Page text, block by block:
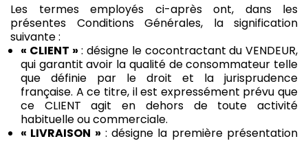
Les termes employés ci-après ont, dans les
présentes Conditions Générales, la signification
suivante :
« CLIENT » : désigne le cocontractant du VENDEUR,
qui garantit avoir la qualité de consommateur telle
que définie par le droit et la jurisprudence
française. A ce titre, il est expressément prévu que
ce CLIENT agit en dehors de toute activité
habituelle ou commerciale.
« LIVRAISON » : désigne la première présentation